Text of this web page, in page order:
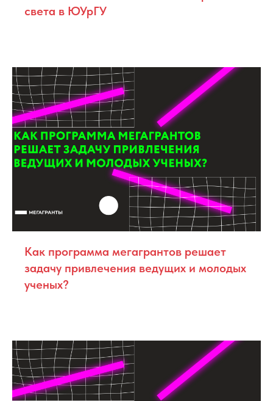
света в ЮУрГУ
Как программа мегагрантов решает
задачу привлечения ведущих и молодых
ученых?